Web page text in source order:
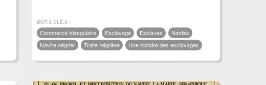
MOT.S CLÉ.S :
Commerce triangulaire Esclavage Esclaves
Nantes
Navire négrier
Traite négrière Une histoire des esclavages